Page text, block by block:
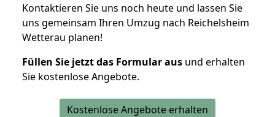
Kontaktieren Sie uns noch heute und lassen Sie
uns gemeinsam Ihren Umzug nach Reichelsheim
Wetterau planen!
Füllen Sie jetzt das Formular aus und erhalten
Sie kostenlose Angebote.
Kostenlose Angebote erhalten